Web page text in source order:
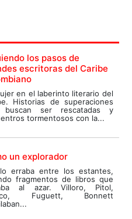
los pasos de
escritoras del Caribe
en el laberinto literario del
Historias de superaciones
buscan ser rescatadas y
tormentosos con la...
un explorador
erraba entre los estantes,
fragmentos de libros que
al azar. Villoro, Pitol,
Fuguett, Bonnett